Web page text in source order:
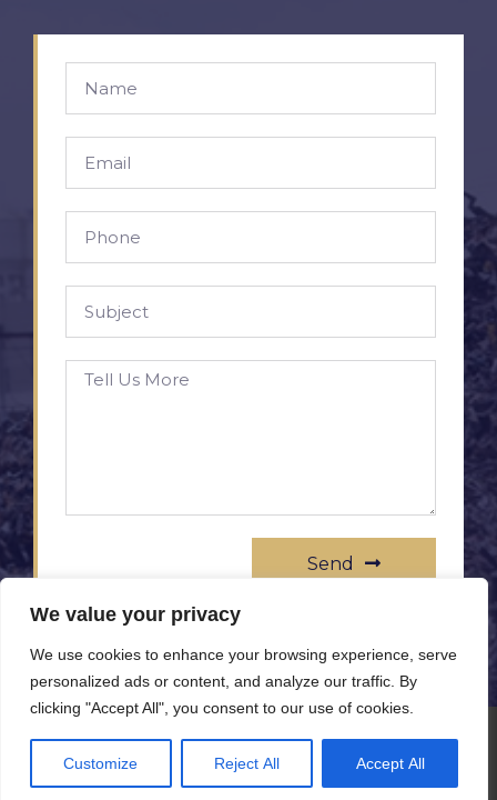
We value your privacy
We use cookies to enhance your browsing experience, serve
personalized ads or content, and analyze our traffic. By
clicking "Accept All", you consent to our use of cookies.
Customize Reject All Accept All
Send
© All rights reserved www.rameprezzo.it